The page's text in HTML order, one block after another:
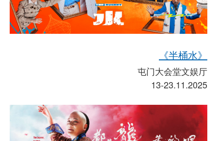
《半桶水》
屯门大会堂文娱厅
13-23.11.2025